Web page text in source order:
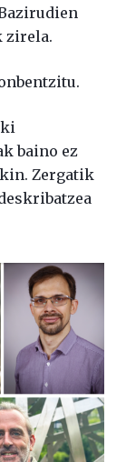
zirela.
baino ez
Zergatik